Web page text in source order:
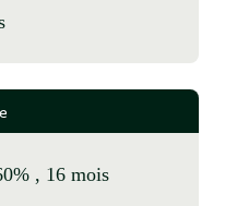
, 16 mois